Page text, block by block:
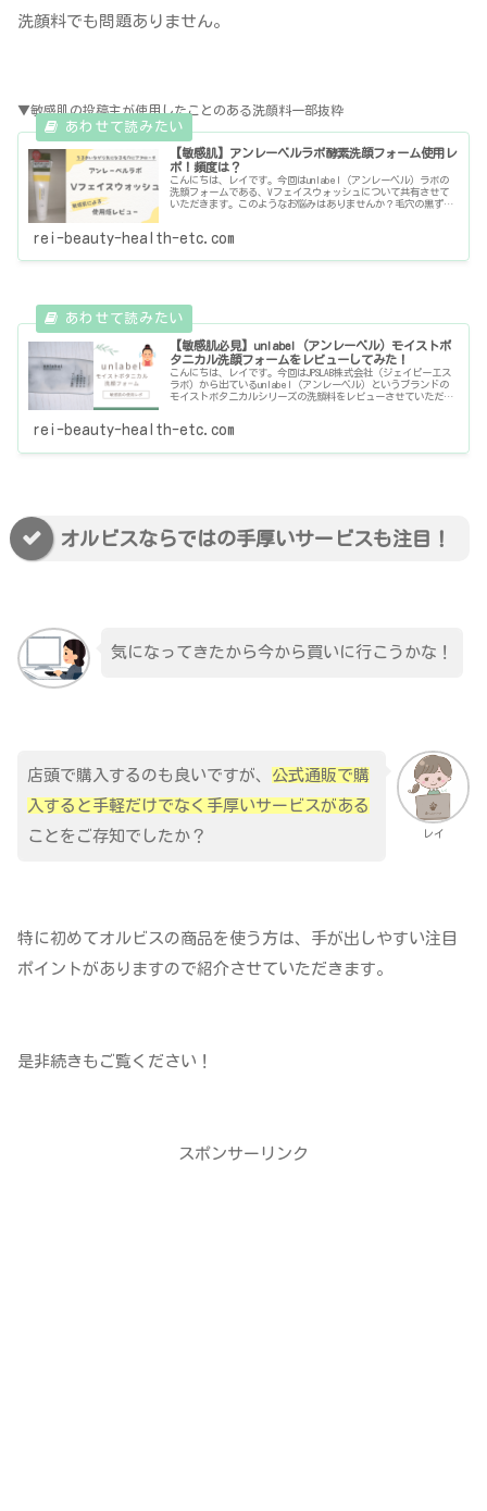
洗顔料でも問題ありません。
▼敏感肌の投稿主が使用したことのある洗顔料一部抜粋
【敏感肌】アンレーベルラボ酵素洗顔フォーム使用レ
ポ！頻度は？
こんにちは、レイです。今回はunlabel（アンレーベル）ラボの
洗顔フォームである、Vフェイスウォッシュについて共有させて
いただきます。このようなお悩みはありませんか？毛穴の黒ずみ
rei-beauty-health-etc.com
【敏感肌必見】unlabel（アンレーベル）モイストボ
タニカル洗顔フォームをレビューしてみた！
こんにちは、レイです。今回はJPSLAB株式会社（ジェイピーエス
ラボ）から出ているunlabel（アンレーベル）というブランドの
モイストボタニカルシリーズの洗顔料をレビューさせていただき
rei-beauty-health-etc.com
オルビスならではの手厚いサービスも注目！
気になってきたから今から買いに行こうかな！
レイ
店頭で購入するのも良いですが、 公式通販で購
入すると手軽だけでなく手厚いサービスがある
ことをご存知でしたか？
特に初めてオルビスの商品を使う方は、手が出しやすい注目
ポイントがありますので紹介させていただきます。
是非続きもご覧ください！
スポンサーリンク